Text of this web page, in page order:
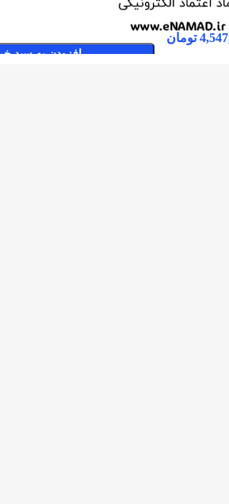
تومان
افزودن به سبد